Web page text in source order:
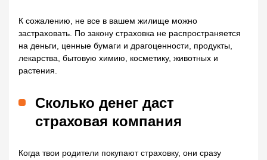
К сожалению, не все в вашем жилище можно
застраховать. По закону страховка не распространяется
на деньги, ценные бумаги и драгоценности, продукты,
лекарства, бытовую химию, косметику, животных и
растения.
Сколько денег даст
страховая компания
Когда твои родители покупают страховку, они сразу